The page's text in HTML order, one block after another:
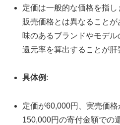
定価は一般的な価格を指
販売価格とは異なること
味のあるブランドやモデ
還元率を算出することが肝
具体例 :
定価が60,000円、実売価格
150,000円の寄付金額での